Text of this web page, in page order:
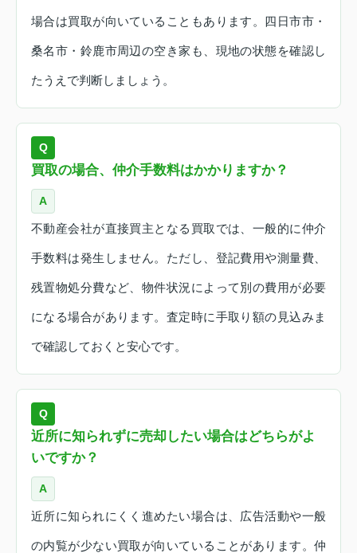
場合は買取が向いていることもあります。四日市市・
桑名市・鈴鹿市周辺の空き家も、現地の状態を確認し
たうえで判断しましょう。
Q
買取の場合、仲介手数料はかかりますか？
A
不動産会社が直接買主となる買取では、一般的に仲介
手数料は発生しません。ただし、登記費用や測量費、
残置物処分費など、物件状況によって別の費用が必要
になる場合があります。査定時に手取り額の見込みま
で確認しておくと安心です。
Q
近所に知られずに売却したい場合はどちらがよ
いですか？
A
近所に知られにくく進めたい場合は、広告活動や一般
の内覧が少ない買取が向いていることがあります。仲